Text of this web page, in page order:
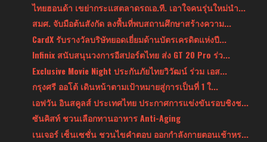
ไทยฮอนด้า เขย่ากระแสตลาดรถเอ.ที. เอาใจคนรุ่นใหม่นำ...
สมศ. จับมือต้นสังกัด ลงพื้นที่พบสถานศึกษาสร้างความ...
CardX รับรางวัลบริษัทยอดเยี่ยมด้านบัตรเครดิตแห่งปี...
Infinix สนับสนุนวงการอีสปอร์ตไทย ส่ง GT 20 Pro ร่ว...
Exclusive Movie Night ประกันภัยไทยวิวัฒน์ ร่วม เอส...
กรุงศรี ออโต้ เดินหน้าตามเป้าหมายสู่การเป็นที่ 1 ใ...
เอฟวัน อินสคูลส์ ประเทศไทย ประกาศการแข่งขันรอบชิงช...
ซันคิสท์ ชวนเลือกทานอาหาร Anti-Aging
เนเจอร์ เซ็นเซชั่น ชวนไขคำตอบ ออกกำลังกายตอนเช้าหร...